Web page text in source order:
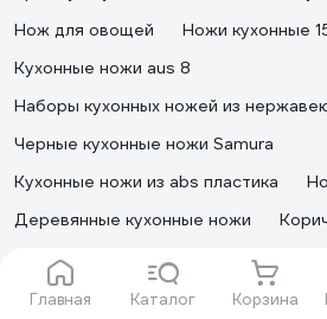
Главная Каталог Корзина
Нож для овощей
Ножи кухонные
Кухонные ножи aus 8
Наборы кухонных ножей из
Черные кухонные ножи Samura
Кухонные ножи из abs пластика
Деревянные кухонные ножи
Кухонные ножи на магнитном
Нож кухонный с деревянной ручкой